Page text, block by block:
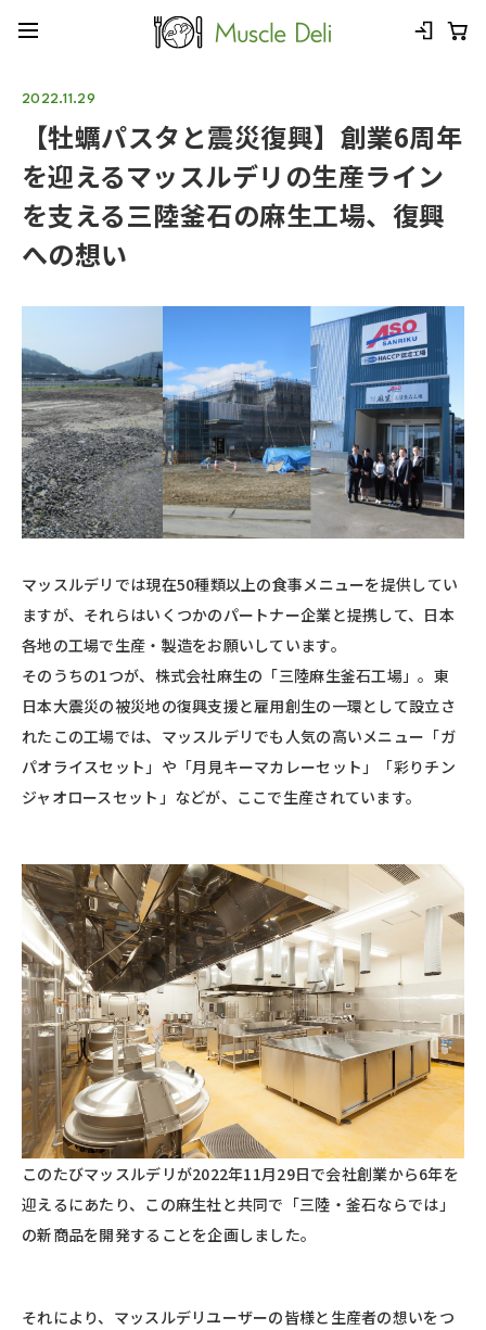
2022.11.29
【牡蠣パスタと震災復興】創業6周年
を迎えるマッスルデリの生産ライン
を支える三陸釜石の麻生工場、復興
への想い
マッスルデリでは現在50種類以上の食事メニューを提供してい
ますが、それらはいくつかのパートナー企業と提携して、日本
各地の工場で生産・製造をお願いしています。
そのうちの1つが、株式会社麻生の「三陸麻生釜石工場」。東
日本大震災の被災地の復興支援と雇用創生の一環として設立さ
れたこの工場では、マッスルデリでも人気の高いメニュー「ガ
パオライスセット」や「月見キーマカレーセット」「彩りチン
ジャオロースセット」などが、ここで生産されています。
このたびマッスルデリが2022年11月29日で会社創業から6年を
迎えるにあたり、この麻生社と共同で「三陸・釜石ならでは」
の新商品を開発することを企画しました。
それにより、マッスルデリユーザーの皆様と生産者の想いをつ